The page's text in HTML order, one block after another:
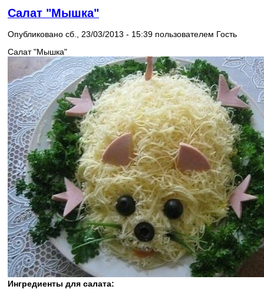
Салат "Мышка"
Опубликовано сб., 23/03/2013 - 15:39 пользователем Гость
Салат "Мышка"
Ингредиенты для салата: